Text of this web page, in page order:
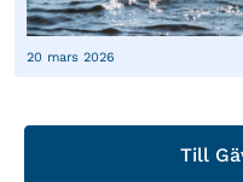
20 mars 2026
Till